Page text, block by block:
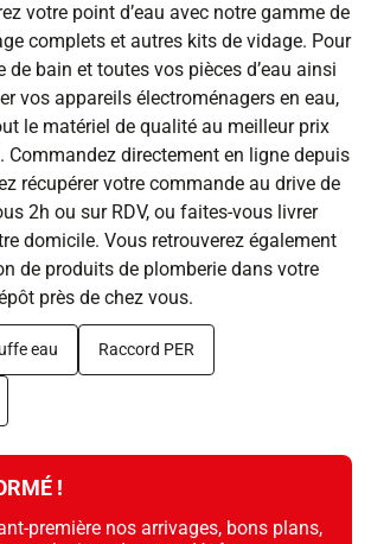
votre point d’eau avec notre gamme de
complets et autres kits de vidage. Pour
de bain et toutes vos pièces d’eau ainsi
vos appareils électroménagers en eau,
le matériel de qualité au meilleur prix
Commandez directement en ligne depuis
récupérer votre commande au drive de
2h ou sur RDV, ou faites-vous livrer
domicile. Vous retrouverez également
de produits de plomberie dans votre
près de chez vous.
eau Raccord PER
!
première nos arrivages, bons plans,